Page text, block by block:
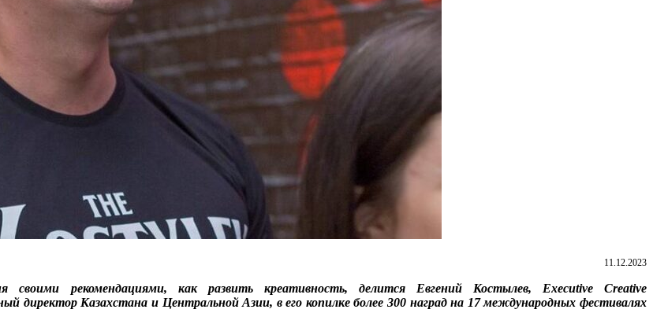
11.12.2023
рекомендациями, как развить креативность, делится Евгений Костылев, Executive
Creative
директор Казахстана и Центральной Азии, в его копилкеболее 300 наград на 17 международных фестивалях